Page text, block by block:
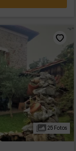
25 Fotos